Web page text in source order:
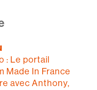
: Le portail
Made In France
avec Anthony,